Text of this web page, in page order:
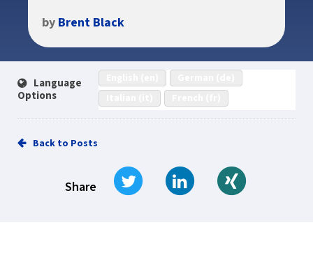
by Brent Black
Language
Options
Back to Posts
Share
Tweet Share on LinkedIn